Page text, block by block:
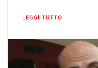
LEGGI TUTTO